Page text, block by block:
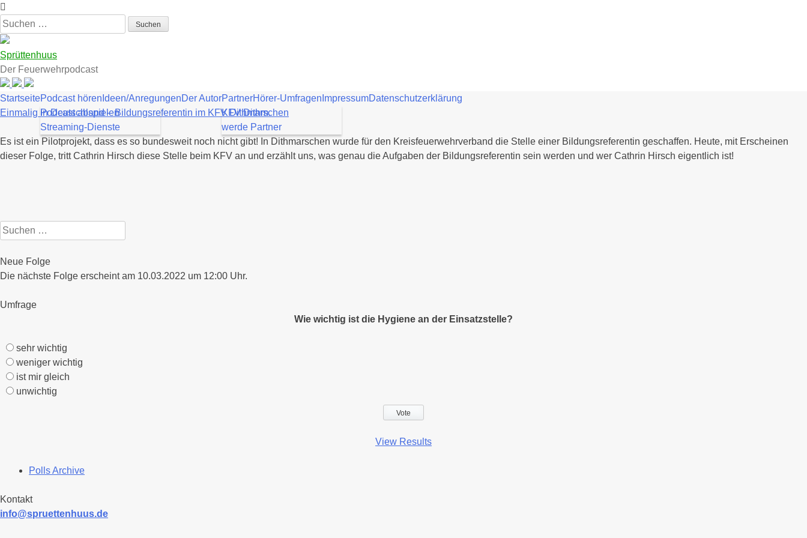
Zum
Inhalt
springen
Suchen
nach:
Sprüttenhuus
Der Feuerwehrpodcast
StartseitePodcast hören
Podcast abspielen
Streaming-Dienste
Ideen/AnregungenDer AutorPartner
KFV Dithm.
werde Partner
Hörer-Umfragen ImpressumDatenschutzerklärung
Einmalig in Deutschland – Bildungsreferentin im KFV Dithmarschen
Es ist ein Pilotprojekt, dass es so bundesweit noch nicht gibt! In Dithmarschen wurde für den Kreisfeuerwehrverband die Stelle einer Bildungsreferentin geschaffen. Heute, mit Erscheinen
dieser Folge, tritt Cathrin Hirsch diese Stelle beim KFV an und erzählt uns, was genau die Aufgaben der Bildungsreferentin sein werden und wer Cathrin Hirsch eigentlich ist!
Suchen
nach:
Neue Folge
Die nächste Folge erscheint am 10.03.2022 um 12:00 Uhr.
Umfrage
Wie wichtig ist die Hygiene an der Einsatzstelle?
sehr wichtig
weniger wichtig
ist mir gleich
unwichtig
View Results
Polls Archive
Kontakt
info@spruettenhuus.de